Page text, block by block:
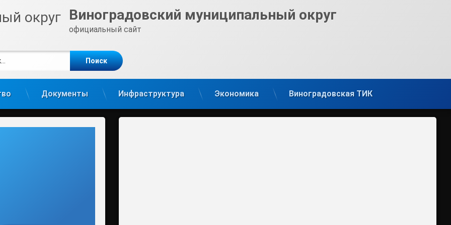
Виноградовский муниципальный округ
официальный сайт
Документы Инфраструктура Экономика Виноградовская ТИК